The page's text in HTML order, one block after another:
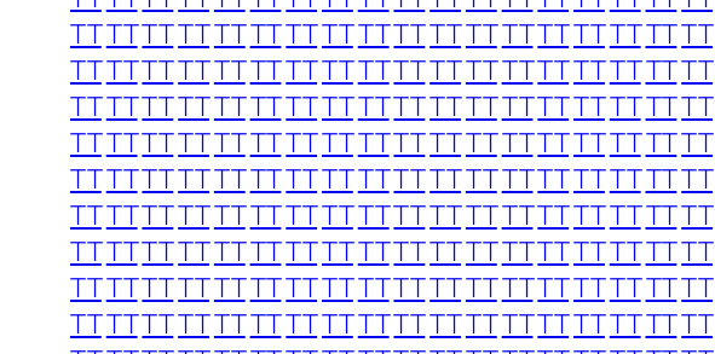
TTTTTTTTTTTTTTTTTTTTTTTTTTTTTTTTTTTT
TTTTTTTTTTTTTTTTTTTTTTTTTTTTTTTTTTTT
TTTTTTTTTTTTTTTTTTTTTTTTTTTTTTTTTTTT
TTTTTTTTTTTTTTTTTTTTTTTTTTTTTTTTTTTT
TTTTTTTTTTTTTTTTTTTTTTTTTTTTTTTTTTTT
TTTTTTTTTTTTTTTTTTTTTTTTTTTTTTTTTTTT
TTTTTTTTTTTTTTTTTTTTTTTTTTTTTTTTTTTT
TTTTTTTTTTTTTTTTTTTTTTTTTTTTTTTTTTTT
TTTTTTTTTTTTTTTTTTTTTTTTTTTTTTTTTTTT